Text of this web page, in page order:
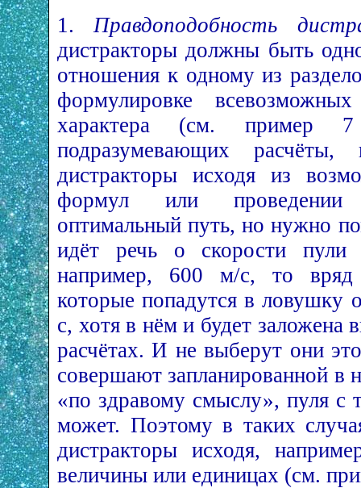
1. Правдоподобность
дистракторы должны быть
отношения к одному из
формулировке
характера (см. пример
подразумевающих расчёты,
дистракторы исходя из
формул или проведении
оптимальный путь, но нужно
идёт речь о скорости пули
например, 600 м/с, то вряд
которые попадутся в ловушку
с, хотя в нём и будет заложена
расчётах. И не выберут они
совершают запланированной в
«по здравому смыслу», пуля с
может. Поэтому в таких
дистракторы исходя,
величины или единицах (см.